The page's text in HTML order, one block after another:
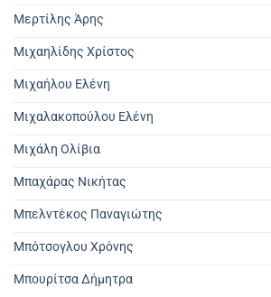
Μερτίλης Άρης
Μιχαηλίδης Χρίστος
Μιχαήλου Ελένη
Μιχαλακοπούλου Ελένη
Μιχάλη Ολίβια
Μπαχάρας Νικήτας
Μπελντέκος Παναγιώτης
Μπότσογλου Χρόνης
Μπουρίτσα Δήμητρα